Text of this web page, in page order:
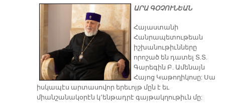
ԱՐԱ ԳՕՉՈՒՆԵԱՆ
​Հայաստանի
Հանրապետութեան
իշխանութիւնները
որոշած են դատել Տ.Տ.
Գարեգին Բ. Ամենայն
Հայոց Կաթողիկոսը: Սա
իսկապէս արտասովոր երեւոյթ մըն է եւ
միանշանակօրէն կ՚ենթադրէ գայթակղութիւն մը: